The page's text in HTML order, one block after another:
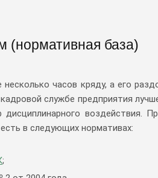
(нормативная база)
часов кряду, а его
службе предприятия
воздействия.
в следующих нормативах:
;